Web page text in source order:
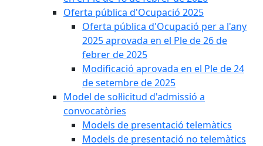
Oferta pública d'Ocupació 2025
Oferta pública d'Ocupació per a l'any
2025 aprovada en el Ple de 26 de
febrer de 2025
Modificació aprovada en el Ple de 24
de setembre de 2025
Model de sol·licitud d'admissió a
convocatòries
Models de presentació telemàtics
Models de presentació no telemàtics